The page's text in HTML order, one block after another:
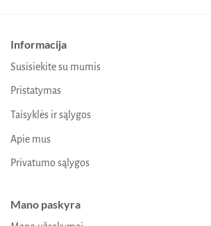
Informacija
Susisiekite su mumis
Pristatymas
Taisyklės ir sąlygos
Apie mus
Privatumo sąlygos
Mano paskyra